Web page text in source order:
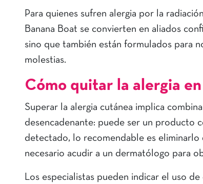
Para quienes sufren alergia por la
Banana Boat se convierten en aliados
sino que también están formulados para
molestias.
Cómo quitar la alergia en
Superar la alergia cutánea implica
desencadenante: puede ser un producto
detectado, lo recomendable es eliminarlo
necesario acudir a un dermatólogo para
Los especialistas pueden indicar el uso